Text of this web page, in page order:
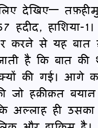
देखिए—
हदीद, हाशिया-
करने से यह बात
है कि बात
की गई। आगे
जो हक़ीक़त
अल्लाह ही उसका